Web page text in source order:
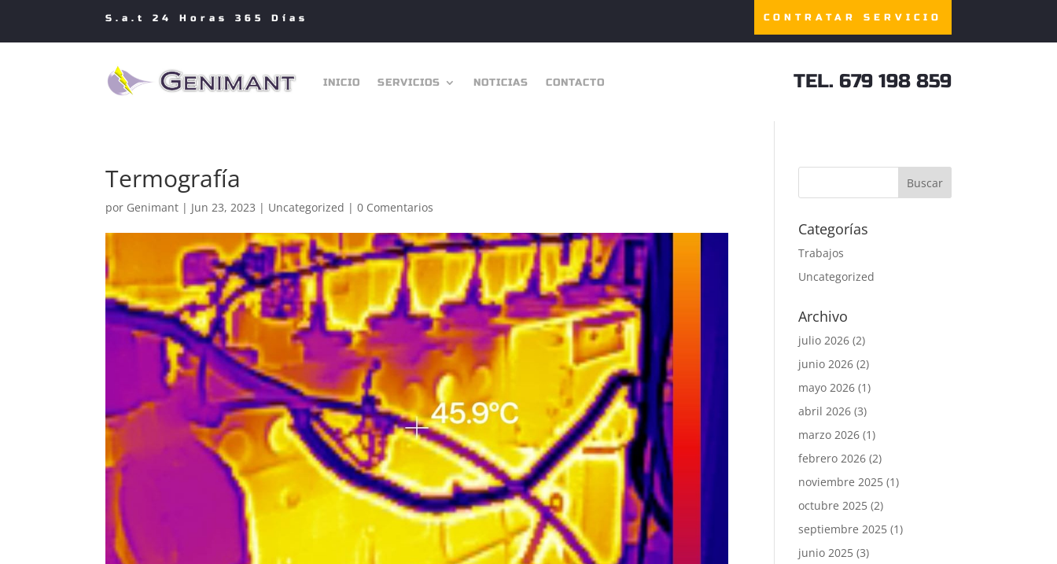
S.a.t 24 Horas 365 Días CONTRATAR SERVICIO
INICIO SERVICIOS NOTICIAS CONTACTO TEL. 679 198 859
Termografía
por Genimant | Jun 23, 2023 | Uncategorized |0 Comentarios
Categorías
Trabajos
Uncategorized
Archivo
julio 2026 (2)
junio 2026 (2)
mayo 2026 (1)
abril 2026 (3)
marzo 2026 (1)
febrero 2026 (2)
noviembre 2025 (1)
octubre 2025 (2)
septiembre 2025 (1)
junio 2025 (3)